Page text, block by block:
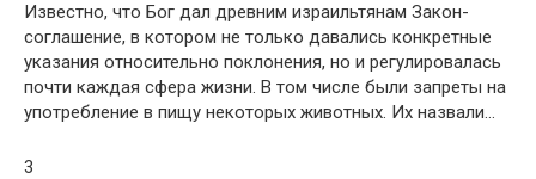
Известно, что Бог дал древним израильтянам Закон-
соглашение, в котором не только давались конкретные
указания относительно поклонения, но и регулировалась
почти каждая сфера жизни. В том числе были запреты на
употребление в пищу некоторых животных. Их назвали…
3